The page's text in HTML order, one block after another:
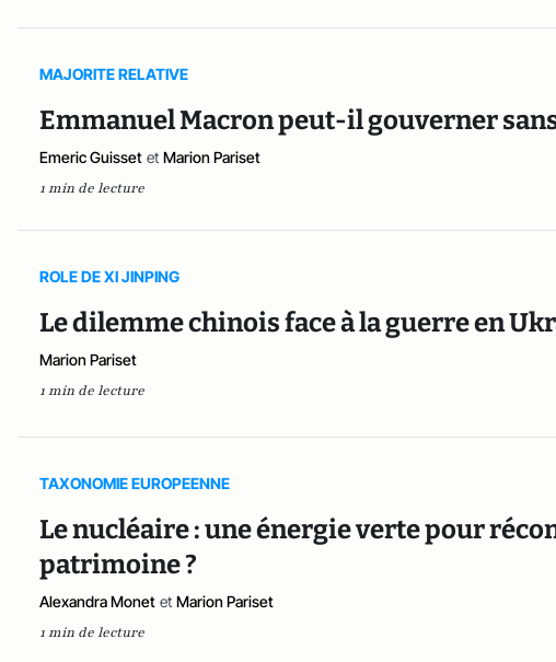
MAJORITE RELATIVE
Emmanuel Macron peut-il gouverner
Emeric Guisset et Marion Pariset
1 min de lecture
ROLE DE XI JINPING
Le dilemme chinois face à la guerre en
Marion Pariset
1 min de lecture
TAXONOMIE EUROPEENNE
Le nucléaire : une énergie verte pour
patrimoine ?
Alexandra Monet et Marion Pariset
1 min de lecture